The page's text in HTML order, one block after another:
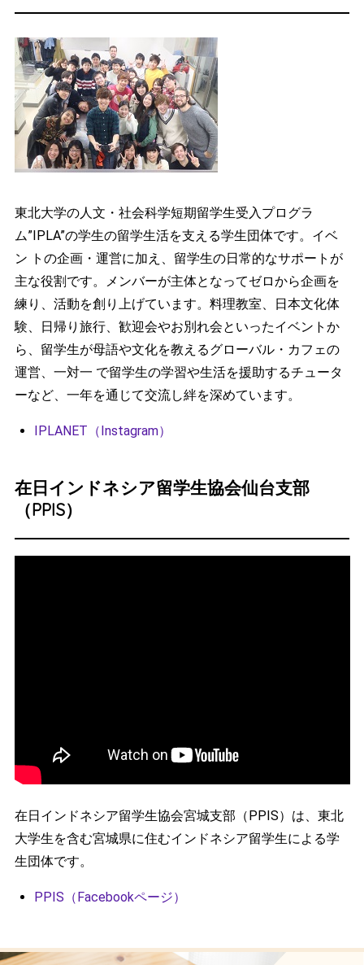
東北大学の人文・社会科学短期留学生受入プログラ
ム”IPLA”の学生の留学生活を支える学生団体です。イベ
ン トの企画・運営に加え、留学生の日常的なサポートが
主な役割です。メンバーが主体となってゼロから企画を
練り、活動を創り上げています。料理教室、日本文化体
験、日帰り旅行、歓迎会やお別れ会といったイベントか
ら、留学生が母語や文化を教えるグローバル・カフェの
運営、一対一 で留学生の学習や生活を援助するチュータ
ーなど、一年を通じて交流し絆を深めています。
IPLANET（Instagram）
在日インドネシア留学生協会仙台支部
（PPIS）
在日インドネシア留学生協会宮城支部（PPIS）は、東北
大学生を含む宮城県に住むインドネシア留学生による学
生団体です。
PPIS（Facebookページ）